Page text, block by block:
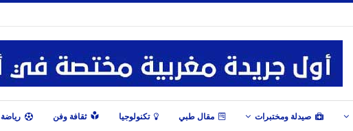
صيدلة ومختبرات مقال طبي تكنولوجيا ثقافة وفن رياضة